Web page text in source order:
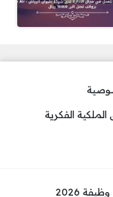
الفكرية
2026